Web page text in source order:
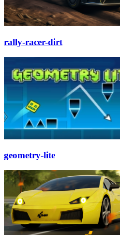
rally-racer-dirt
geometry-lite